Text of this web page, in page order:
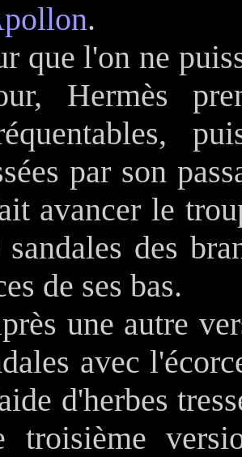
.
que l'on ne
Hermès
par son
avancer le
sandales des
de ses bas.
une autre
avec
d'herbes
troisième